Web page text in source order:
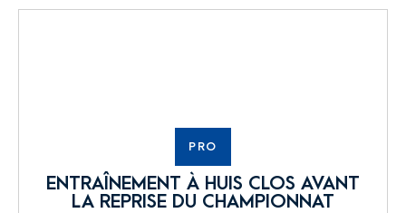
PRO
ENTRAÎNEMENT À HUIS CLOS AVANT
LA REPRISE DU CHAMPIONNAT